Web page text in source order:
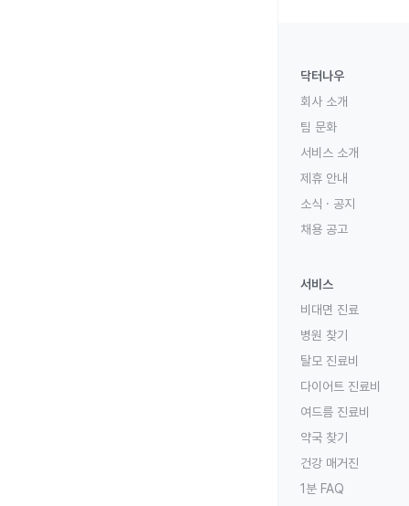
닥터나우
회사 소개
팀 문화
서비스 소개
제휴 안내
소식 · 공지
채용 공고
서비스
비대면 진료
병원 찾기
탈모 진료비
다이어트 진료비
여드름 진료비
약국 찾기
건강 매거진
1분 FAQ